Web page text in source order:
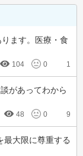
ます。医療・食
104 0 1
があってわから
48 0 9
最大限に尊重する